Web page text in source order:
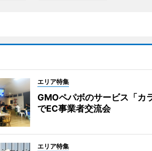
エリア特集
GMOペパボのサービス「カ
でEC事業者交流会
エリア特集